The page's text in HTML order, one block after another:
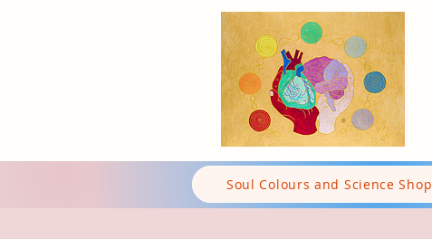
Soul Colours and Science Shop